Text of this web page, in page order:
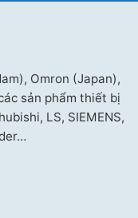
Omron (Japan),
sản phẩm thiết bị
LS, SIEMENS,